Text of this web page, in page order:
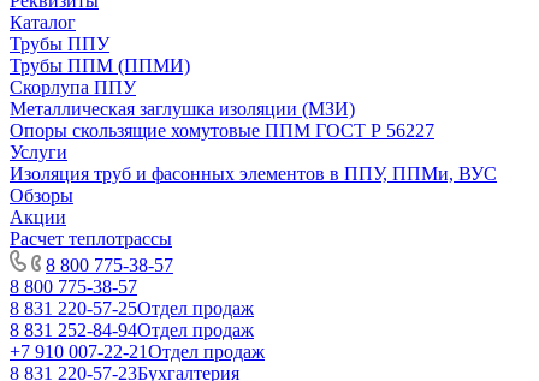
Каталог
Трубы ППУ
Трубы ППМ (ППМИ)
Скорлупа ППУ
Металлическая заглушка изоляции (МЗИ)
Опоры скользящие хомутовые ППМ ГОСТ Р 56227
Услуги
Изоляция труб и фасонных элементов в ППУ, ППМи, ВУС
Обзоры
Акции
Расчет теплотрассы
8 800 775-38-57
8 800 775-38-57
8 831 220-57-25Отдел продаж
8 831 252-84-94Отдел продаж
+7 910 007-22-21Отдел продаж
8 831 220-57-23Бухгалтерия